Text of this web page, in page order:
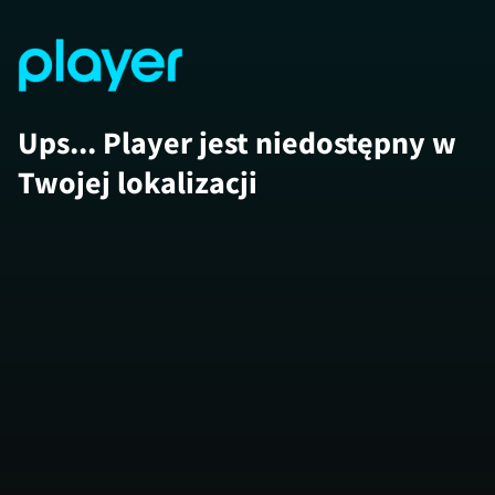
Ups... Player jest niedostępny w
Twojej lokalizacji